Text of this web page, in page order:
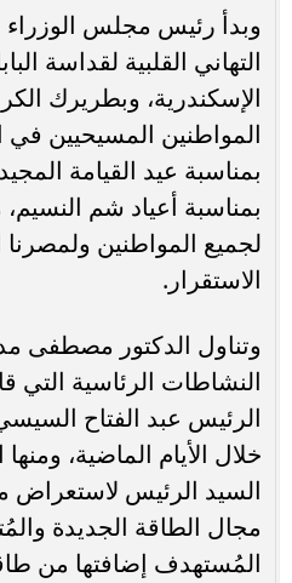
وبدأ رئيس مجلس الوزراء
التهاني القلبية لقداسة
الإسكندرية، وبطريرك
المواطنين المسيحيين في
بمناسبة عيد القيامة
بمناسبة أعياد شم النسيم،
لجميع المواطنين ولمصرنا
الاستقرار.
وتناول الدكتور مصطفى
النشاطات الرئاسية التي
الرئيس عبد الفتاح
خلال الأيام الماضية،
السيد الرئيس
مجال الطاقة الجديدة
المُستهدف إضافتها من